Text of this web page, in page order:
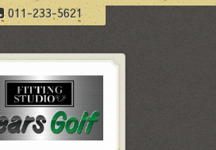
011-233-5621